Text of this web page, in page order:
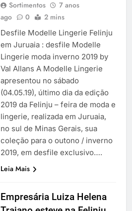
Sortimentos
7 anos
ago
0 2 mins
Desfile Modelle Lingerie Felinju
em Juruaia : desfile Modelle
Lingerie moda inverno 2019 by
Val Allans A Modelle Lingerie
apresentou no sábado
(04.05.19), último dia da edição
2019 da Felinju – feira de moda e
lingerie, realizada em Juruaia,
no sul de Minas Gerais, sua
coleção para o outono / inverno
2019, em desfile exclusivo….
Leia Mais
Empresária Luiza Helena